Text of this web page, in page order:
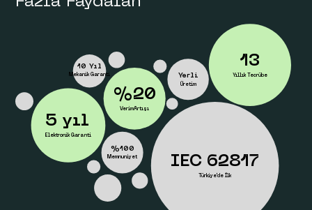
5 yıl
Elektronik Garanti
13
Yıllık Tecrübe
Yerli
Üretim
10 Yıl
Mekanik Garanti
%100
Memnuniyet
%20
VerimArtışı
IEC 62817
Türkiye'de İlk